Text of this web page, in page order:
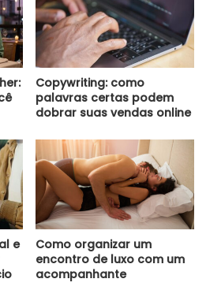
Copywriting: como
palavras certas podem
dobrar suas vendas online
e
Como organizar um
encontro de luxo com um
acompanhante